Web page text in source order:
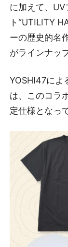
に加えて、UV
ト“UTILITY
ーの歴史的名
がラインナップ
YOSHI47によ
は、このコラ
定仕様となっ